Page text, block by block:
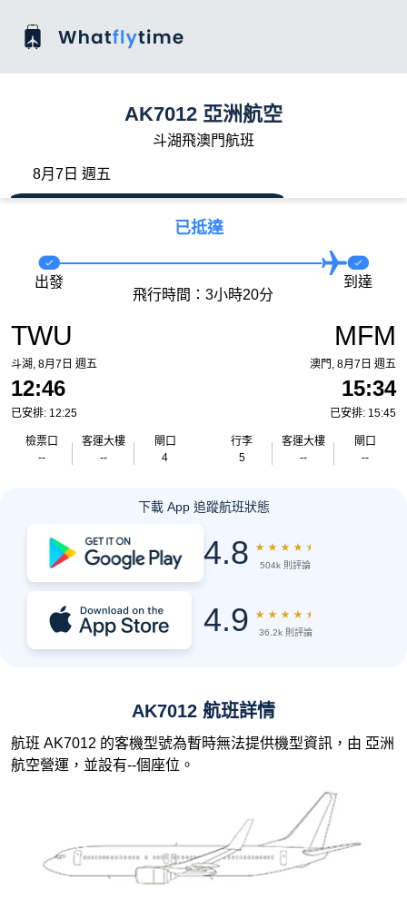
AK7012 亞洲航空
斗湖飛澳門航班
8月7日 週五
已抵達
TWU
斗湖, 8月7日 週五
12:46
已安排: 12:25
檢票口
--
客運大樓
--
閘口
4
出發
飛行時間：3小時20分
到達
MFM
澳門, 8月7日 週五
15:34
已安排: 15:45
行李
5
客運大樓
--
閘口
--
下載 App 追蹤航班狀態
4.8 ★ ★ ★ ★ ★
504k 則評論
4.9 ★ ★ ★ ★ ★
36.2k 則評論
AK7012 航班詳情
航班 AK7012 的客機型號為暫時無法提供機型資訊，由 亞洲
航空營運，並設有--個座位。